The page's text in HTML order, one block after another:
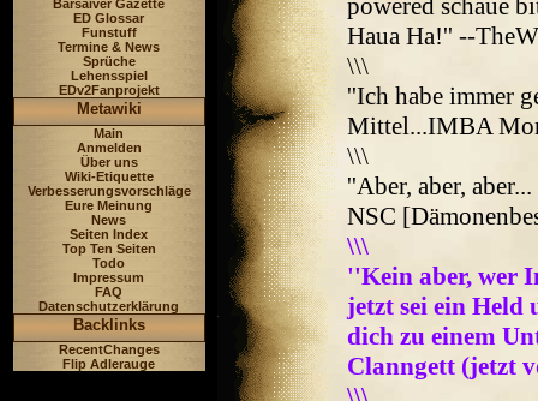
Barsaiver Gazette
ED Glossar
Funstuff
Termine & News
Sprüche
Lehensspiel
EDv2Fanprojekt
Metawiki
Main
Anmelden
Über uns
Wiki-Etiquette
Verbesserungsvorschläge
Eure Meinung
News
Seiten Index
Top Ten Seiten
Todo
Impressum
FAQ
Datenschutzerklärung
Backlinks
RecentChanges
Flip Adlerauge
powered schaue
Haua Ha!'' --
\\\
''Ich habe immer
Mittel...IMBA
\\\
''Aber, aber,
NSC
\\\
''Kein aber, wer
jetzt sei ein Held
dich zu einem
Clanngett (jetzt